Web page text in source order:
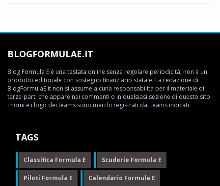
BLOGFORMULAE.IT
Blog Formula E è una testata online senza regolare periodicità, non è un
prodotto editoriale con sostegno finanziario statale. La redazione di
BlogFormulaE.it non si assume alcuna responsabilità per il materiale di
terze-parti che appare nei commenti o in qualsiasi sezione di questo sito.
I nomi e i logo dei teams sono marchi registrati dai teams indicati.
TAGS
Classifica Formula E Scuderie Formula E
Piloti Formula E Calendario Formula E